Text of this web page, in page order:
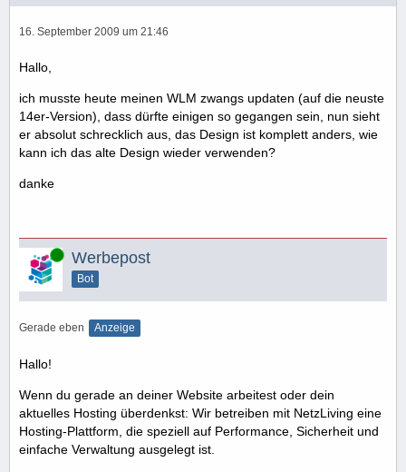
16. September 2009 um 21:46
Hallo,
ich musste heute meinen WLM zwangs updaten (auf die neuste
14er-Version), dass dürfte einigen so gegangen sein, nun sieht
er absolut schrecklich aus, das Design ist komplett anders, wie
kann ich das alte Design wieder verwenden?
danke
Online Werbepost
Bot
Gerade eben Anzeige
Hallo!
Wenn du gerade an deiner Website arbeitest oder dein
aktuelles Hosting überdenkst: Wir betreiben mit NetzLiving eine
Hosting-Plattform, die speziell auf Performance, Sicherheit und
einfache Verwaltung ausgelegt ist.